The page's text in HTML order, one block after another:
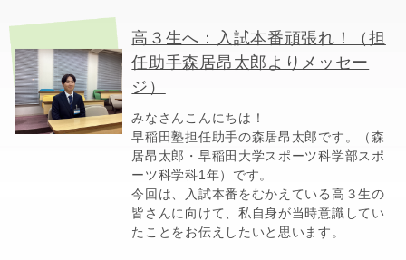
高３生へ：入試本番頑張れ！（担
任助手森居昂太郎よりメッセー
ジ）
みなさんこんにちは！
早稲田塾担任助手の森居昂太郎です。（森
居昂太郎・早稲田大学スポーツ科学部スポ
ーツ科学科1年）です。
今回は、入試本番をむかえている高３生の
皆さんに向けて、私自身が当時意識してい
たことをお伝えしたいと思います。